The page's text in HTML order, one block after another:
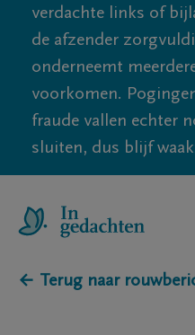
verdachte links of
de afzender
onderneemt
voorkomen.
fraude vallen echter
sluiten, dus blijf
← Terug naar